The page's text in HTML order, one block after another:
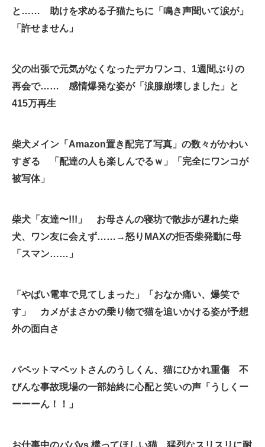
ビジネスと働き方のヒント
企業ITのトレンドを詳説
経営リーダーのコミュニティ
ITエンジニア向け専門サイト
企業向けIT製品の総合サイト
製造業のIT導入・活用を支援
モノづくり技術者専門サイト
電子設計の基本と応用
エネルギーの専門メディア
ちょっと気になるネットの話題
と…… 助けを求める子猫たちに「鳴き声聞いて涙が」
「許せません」
父の出張で元気がなくなったデカワンコ、1週間ぶりの
再会で…… 感情爆発な姿が「涙腺崩壊しました」と
415万再生
柴犬メイン「Amazon置き配完了写真」の数々がかわい
すぎる 「配達の人も楽しんでるｗ」「完全にワンコが
被写体」
柴犬「友達〜!!!」 お母さんの寝坊で散歩が遅れた柴
犬、ワン友に会えず……→怒りMAXの拒否柴発動に母
「スマン……」
「やばい電車で見てしまった」「おなか痛い、爆笑で
す」 カメがまさかの乗り物で猫を追いかける姿が予想
外の面白さ
パペットマペットさんのうしくん、猫にひかれ重傷 不
びんな事故現場の一部始終に心配と笑いの声「うしくー
ーーーん！！」